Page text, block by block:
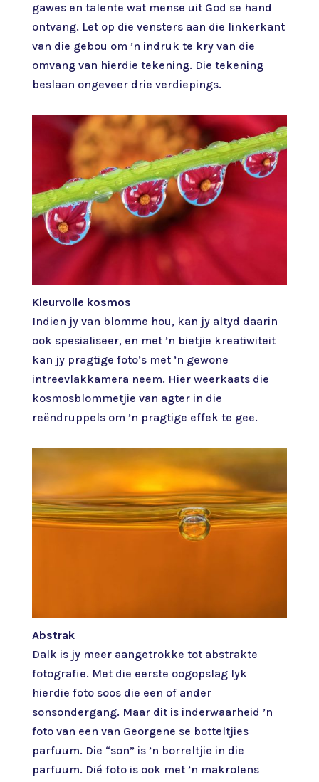
gawes en talente wat mense uit God se hand
ontvang. Let op die vensters aan die linkerkant
van die gebou om ’n indruk te kry van die
omvang van hierdie tekening. Die tekening
beslaan ongeveer drie verdiepings.
Kleurvolle kosmos
Indien jy van blomme hou, kan jy altyd daarin
ook spesialiseer, en met ’n bietjie kreatiwiteit
kan jy pragtige foto’s met ’n gewone
intreevlakkamera neem. Hier weerkaats die
kosmosblommetjie van agter in die
reëndruppels om ’n pragtige effek te gee.
Abstrak
Dalk is jy meer aangetrokke tot abstrakte
fotografie. Met die eerste oogopslag lyk
hierdie foto soos die een of ander
sonsondergang. Maar dit is inderwaarheid ’n
foto van een van Georgene se botteltjies
parfuum. Die “son” is ’n borreltjie in die
parfuum. Dié foto is ook met ’n makrolens